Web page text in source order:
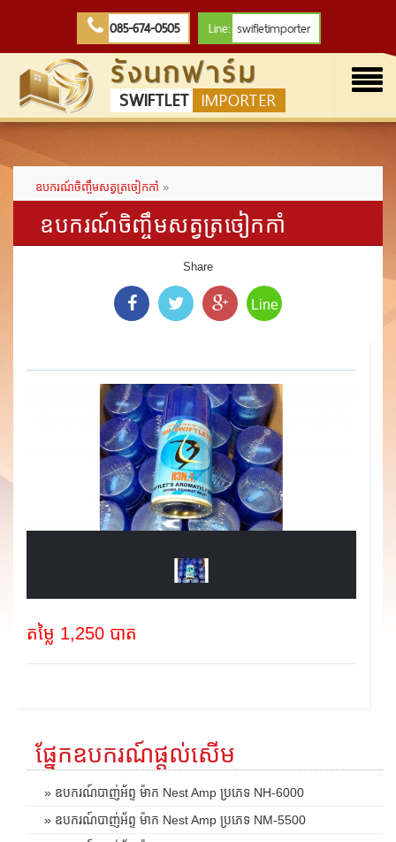
085-674-0505 Line: swifletimporter
รังนกฟาร์ม
SWIFTLET IMPORTER
ឧបករណ៍ចិញ្ចឹមសត្វត្រចៀកកាំ »
ឧបករណ៍ចិញ្ចឹមសត្វត្រចៀកកាំ
Share
Line
តម្លៃ 1,250 បាត
ផ្នែកឧបករណ៍ផ្តល់សើម
» ឧបករណ៍បាញ់អ័ព្ទ ម៉ាក Nest Amp ប្រភេទ NH-6000
» ឧបករណ៍បាញ់អ័ព្ទ ម៉ាក Nest Amp ប្រភេទ NM-5500